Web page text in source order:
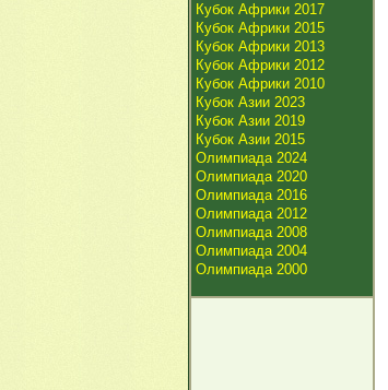
Кубок Африки 2017
Кубок Африки 2015
Кубок Африки 2013
Кубок Африки 2012
Кубок Африки 2010
Кубок Азии 2023
Кубок Азии 2019
Кубок Азии 2015
Олимпиада 2024
Олимпиада 2020
Олимпиада 2016
Олимпиада 2012
Олимпиада 2008
Олимпиада 2004
Олимпиада 2000